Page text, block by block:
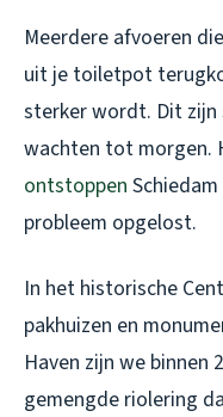
Meerdere afvoeren
uit je toiletpot
sterker wordt. Dit
wachten tot morgen.
ontstoppen
probleem opgelost.
In het historische
pakhuizen en
Haven zijn we binnen
gemengde riolering